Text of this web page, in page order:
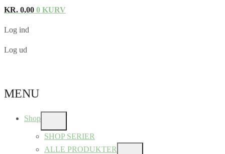
KR. 0,00 0 KURV
Log ind
Log ud
MENU
Shop
SUB
MENU
SHOP SERIER
ALLE PRODUKTER